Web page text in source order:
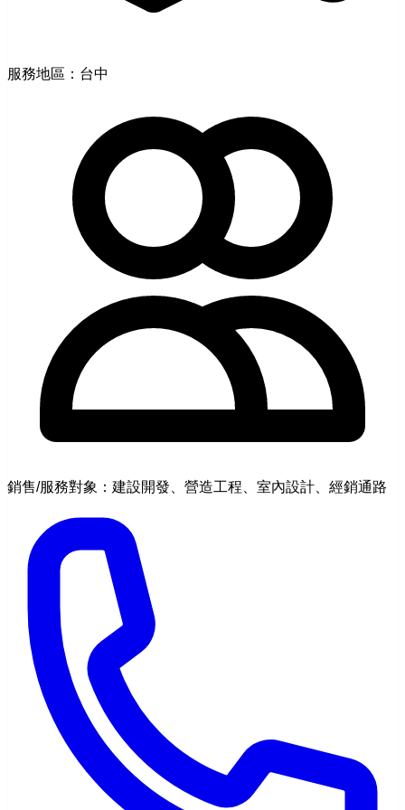
服務地區：台中
銷售/服務對象：建設開發、營造工程、室內設計、經銷通路